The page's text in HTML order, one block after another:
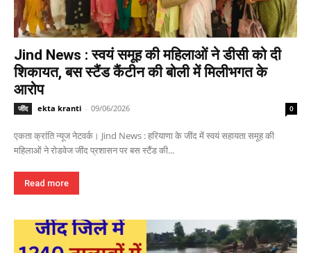
Jind News : स्वयं समूह की महिलाओं ने डीसी को दी
शिकायत, बस स्टैंड कैंटीन की बोली में मिलीभगत के
आरोप
जींद ekta kranti - 09/06/2026 0
एकता क्रांति न्यूज नेटवर्क। Jind News : हरियाणा के जींद में स्वयं सहायता समूह की
महिलाओं ने रोडवेज जींद प्रशासन पर बस स्टैंड की...
Read more